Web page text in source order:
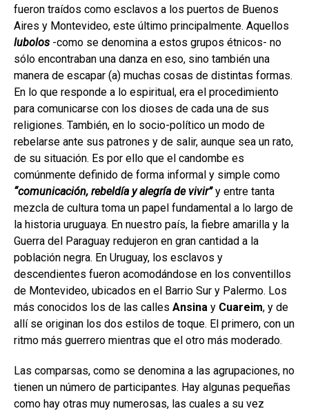
fueron traídos como esclavos a los puertos de Buenos
Aires y Montevideo, este último principalmente. Aquellos
lubolos -como se denomina a estos grupos étnicos- no
sólo encontraban una danza en eso, sino también una
manera de escapar (a) muchas cosas de distintas formas.
En lo que responde a lo espiritual, era el procedimiento
para comunicarse con los dioses de cada una de sus
religiones. También, en lo socio-político un modo de
rebelarse ante sus patrones y de salir, aunque sea un rato,
de su situación. Es por ello que el candombe es
comúnmente definido de forma informal y simple como
“comunicación, rebeldía y alegría de vivir”y entre tanta
mezcla de cultura toma un papel fundamental a lo largo de
la historia uruguaya. En nuestro país, la fiebre amarilla y la
Guerra del Paraguay redujeron en gran cantidad a la
población negra. En Uruguay, los esclavos y
descendientes fueron acomodándose en los conventillos
de Montevideo, ubicados en el Barrio Sur y Palermo. Los
más conocidos los de las calles Ansina y Cuareim, y de
allí se originan los dos estilos de toque. El primero, con un
ritmo más guerrero mientras que el otro más moderado.
Las comparsas, como se denomina a las agrupaciones, no
tienen un número de participantes. Hay algunas pequeñas
como hay otras muy numerosas, las cuales a su vez